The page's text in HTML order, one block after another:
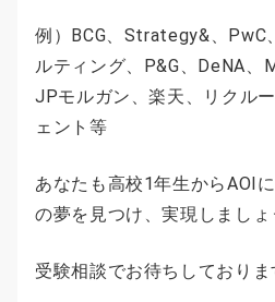
例）BCG、Strategy&、PwC
ルティング、P&G、DeNA、
JPモルガン、楽天、リクル
ェント等
あなたも高校1年生からAOI
の夢を見つけ、実現しましょ
受験相談でお待ちしておりま